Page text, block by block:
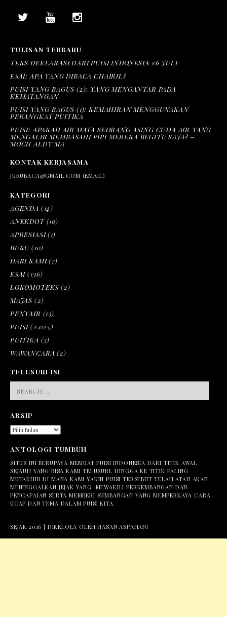
TULISAN TERBARU
TEKS DEKLARASI HARI PUISI INDONESIA 26 JULI
ESAI: APA YANG DIBACA CHAIRIL?
PUISI YANG BAGUS (2): YANG MENGANTAR PADA
KEMATANGAN
PUISI YANG BAGUS (1): KEMAHIRAN MENGGUNAKAN
PERANGKAT PUITIKA
PUISI: APAKAH AIR MATA SEORANG ASING CUMA AIR YANG
MENGALIR MEMBASAHI PIPI MEREKA BEGITU SAJA? –
MOCH ALDY MA
KONTAK KERJASAMA
JURUBACA@GMAIL.COM (EMAIL)
KATEGORI
AGENDA (14)
ANEKDOT(10)
APRESIASI(1)
BUKU (10)
DARI KAMI(7)
ESAI (136)
LOKOMOTEKS (2)
MAJAS (2)
PENYAIR (13)
PUISI (2,025)
PUITIKA (3)
WAWANCARA (2)
TELUSURI ISI
FOR:
ARSIP
ARSIP
ANTOLOGI TUMBUH
SITUS INI BERUPAYA MEMUAT PUISI INDONESIA DARI TITIK AWAL
SEJAUH YANG BISA KAMI TELUSURI, HINGGA KE TITIK PALING
MUTAKHIR DI MANA KAMI YAKIN PUISI TERSEBUT TELAH ATAU AKAN
MENINGGALKAN JEJAK YANG MEWAKILI PERKEMBANGAN DAN
PENCAPAIAN SERTA MEMBERI SUMBANGAN YANG MEMPERKAYA CARA
UCAP DAN TEMA DALAM PUISI KITA.
SEJAK 2016 | DIKELOLA OLEH HASAN ASPAHANI